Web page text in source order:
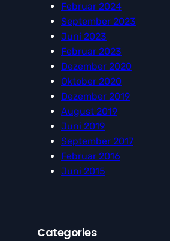
Februar 2024
September 2023
Juni 2023
Februar 2023
Dezember 2020
Oktober 2020
Dezember 2019
August 2019
Juni 2019
September 2017
Februar 2016
Juni 2015
Categories